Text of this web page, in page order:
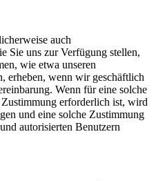
auch
Sie uns zur Verfügung stellen,
wie etwa unseren
erheben, wenn wir geschäftlich
Wenn für eine solche
erforderlich ist, wird
und eine solche Zustimmung
autorisierten Benutzern